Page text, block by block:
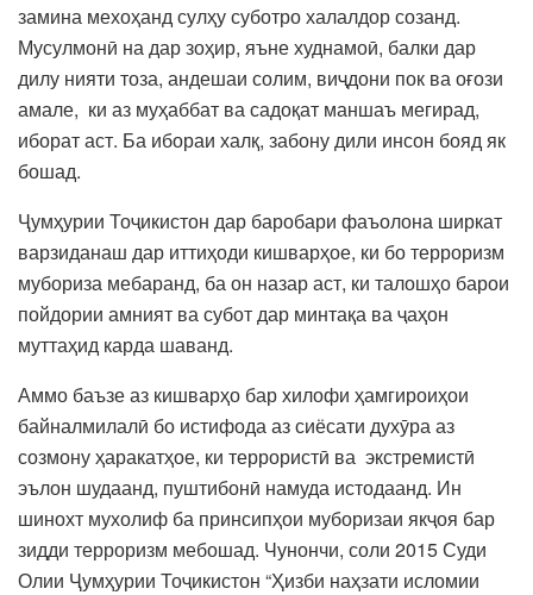
замина мехоҳанд сулҳу суботро халалдор созанд.
Мусулмонӣ на дар зоҳир, яъне худнамоӣ, балки дар
дилу нияти тоза, андешаи солим, виҷдони пок ва оғози
амале, ки аз муҳаббат ва садоқат маншаъ мегирад,
иборат аст. Ба ибораи халқ, забону дили инсон бояд як
бошад.
Ҷумҳурии Тоҷикистон дар баробари фаъолона ширкат
варзиданаш дар иттиҳоди кишварҳое, ки бо терроризм
мубориза мебаранд, ба он назар аст, ки талошҳо барои
пойдории амният ва субот дар минтақа ва ҷаҳон
муттаҳид карда шаванд.
Аммо баъзе аз кишварҳо бар хилофи ҳамгироиҳои
байналмилалӣ бо истифода аз сиёсати духӯра аз
созмону ҳаракатҳое, ки террористӣ ва экстремистӣ
эълон шудаанд, пуштибонӣ намуда истодаанд. Ин
шинохт мухолиф ба принсипҳои муборизаи якҷоя бар
зидди терроризм мебошад. Чунончи, соли 2015 Суди
Олии Ҷумҳурии Тоҷикистон “Ҳизби наҳзати исломии